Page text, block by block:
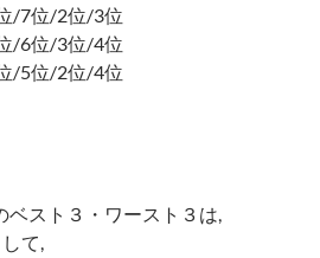
/7位/2位/3位
/6位/3位/4位
/5位/2位/4位
ベスト３・ワースト３は,
て,